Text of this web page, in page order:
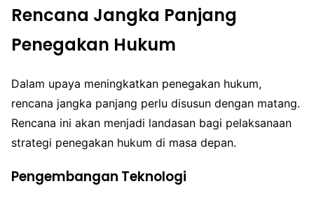
Rencana Jangka Panjang
Penegakan Hukum
Dalam upaya meningkatkan penegakan hukum,
rencana jangka panjang perlu disusun dengan matang.
Rencana ini akan menjadi landasan bagi pelaksanaan
strategi penegakan hukum di masa depan.
Pengembangan Teknologi